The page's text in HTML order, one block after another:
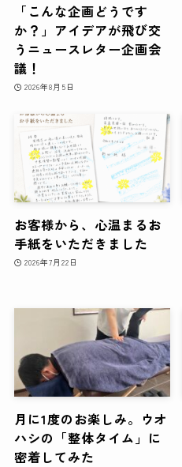
「こんな企画どうです
か？」アイデアが飛び交
うニュースレター企画会
議！
2026年8月5日
お客様から、心温まるお
手紙をいただきました
2026年7月22日
月に1度のお楽しみ。ウオ
ハシの「整体タイム」に
密着してみた